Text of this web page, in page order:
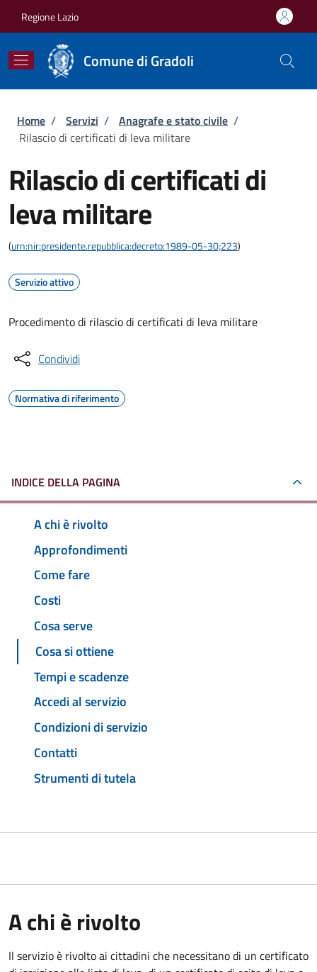
Regione Lazio
Comune di Gradoli
Briciole di pane
Home / Servizi / Anagrafe e stato civile /
Rilascio di certificati di leva militare
Rilascio di certificati di
leva militare
(urn:nir:presidente.repubblica:decreto:1989-05-30;223)
Servizio attivo
Procedimento di rilascio di certificati di leva militare
Condividi
Normativa di riferimento
INDICE DELLA PAGINA
A chi è rivolto
Approfondimenti
Come fare
Costi
Cosa serve
Cosa si ottiene
Tempi e scadenze
Accedi al servizio
Condizioni di servizio
Contatti
Strumenti di tutela
A chi è rivolto
Il servizio è rivolto ai cittadini che necessitano di un certificato